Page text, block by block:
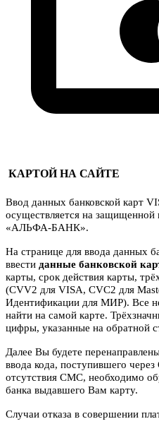
КАРТОЙ НА САЙТЕ
Ввод данных банковской карт
осуществляется на
«АЛЬФА-БАНК».
На странице для ввода данных
ввести данные банковской
карты, срок действия карты,
(CVV2 для VISA, CVC2 для
Идентификации для МИР). Все
найти на самой карте.
цифры, указанные на обратной
Далее Вы будете
ввода кода, поступившего
отсутствия СМС, необходимо
банка выдавшего Вам карту.
Случаи отказа в совершении